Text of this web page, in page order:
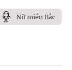
Nữ miền Bắc